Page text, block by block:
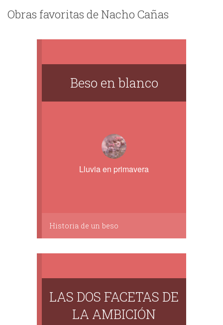
Obras favoritas de Nacho Cañas
Beso en blanco
Lluvia en primavera
Historia de un beso
LAS DOS FACETAS DE
LA AMBICIÓN